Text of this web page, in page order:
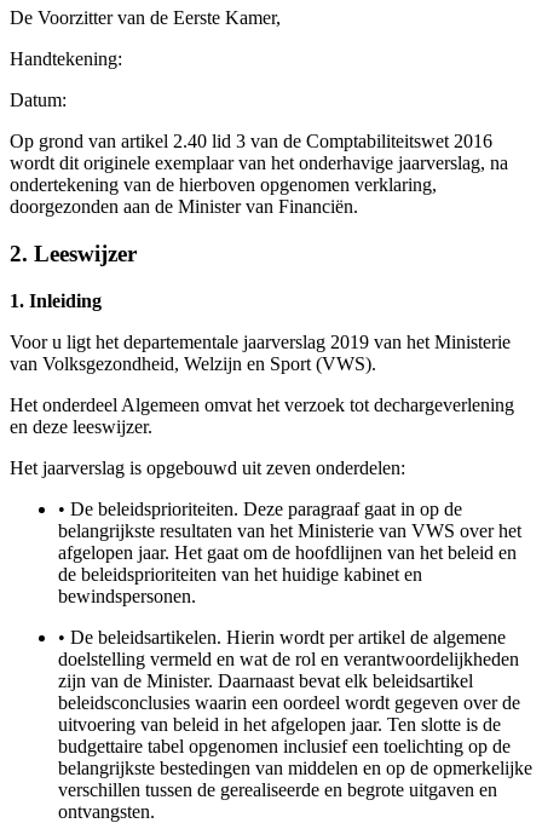
De Voorzitter van de Eerste Kamer,
Handtekening:
Datum:
Op grond van artikel 2.40 lid 3 van de Comptabiliteitswet 2016
wordt dit originele exemplaar van het onderhavige jaarverslag, na
ondertekening van de hierboven opgenomen verklaring,
doorgezonden aan de Minister van Financiën.
2. Leeswijzer
1. Inleiding
Voor u ligt het departementale jaarverslag 2019 van het Ministerie
van Volksgezondheid, Welzijn en Sport (VWS).
Het onderdeel Algemeen omvat het verzoek tot dechargeverlening
en deze leeswijzer.
Het jaarverslag is opgebouwd uit zeven onderdelen:
• De beleidsprioriteiten. Deze paragraaf gaat in op de
belangrijkste resultaten van het Ministerie van VWS over het
afgelopen jaar. Het gaat om de hoofdlijnen van het beleid en
de beleidsprioriteiten van het huidige kabinet en
bewindspersonen.
• De beleidsartikelen. Hierin wordt per artikel de algemene
doelstelling vermeld en wat de rol en verantwoordelijkheden
zijn van de Minister. Daarnaast bevat elk beleidsartikel
beleidsconclusies waarin een oordeel wordt gegeven over de
uitvoering van beleid in het afgelopen jaar. Ten slotte is de
budgettaire tabel opgenomen inclusief een toelichting op de
belangrijkste bestedingen van middelen en op de opmerkelijke
verschillen tussen de gerealiseerde en begrote uitgaven en
ontvangsten.